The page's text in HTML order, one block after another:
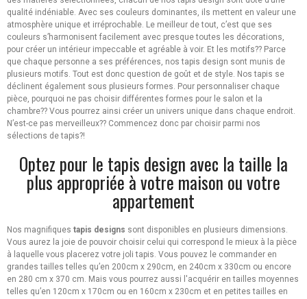
qualité indéniable. Avec ses couleurs dominantes, ils mettent en valeur une
atmosphère unique et irréprochable. Le meilleur de tout, c’est que ses
couleurs s’harmonisent facilement avec presque toutes les décorations,
pour créer un intérieur impeccable et agréable à voir. Et les motifs?? Parce
que chaque personne a ses préférences, nos tapis design sont munis de
plusieurs motifs. Tout est donc question de goût et de style. Nos tapis se
déclinent également sous plusieurs formes. Pour personnaliser chaque
pièce, pourquoi ne pas choisir différentes formes pour le salon et la
chambre?? Vous pourrez ainsi créer un univers unique dans chaque endroit.
N’est-ce pas merveilleux?? Commencez donc par choisir parmi nos
sélections de tapis?!
Optez pour le tapis design avec la taille la
plus appropriée à votre maison ou votre
appartement
Nos magnifiques tapis designs sont disponibles en plusieurs dimensions.
Vous aurez la joie de pouvoir choisir celui qui correspond le mieux à la pièce
à laquelle vous placerez votre joli tapis. Vous pouvez le commander en
grandes tailles telles qu’en 200cm x 290cm, en 240cm x 330cm ou encore
en 280 cm x 370 cm. Mais vous pourrez aussi l'acquérir en tailles moyennes
telles qu’en 120cm x 170cm ou en 160cm x 230cm et en petites tailles en